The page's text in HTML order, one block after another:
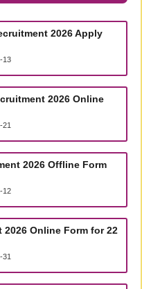
2026 Apply
13
2026 Online
21
2026 Offline Form
12
2026 Online Form for 22
31